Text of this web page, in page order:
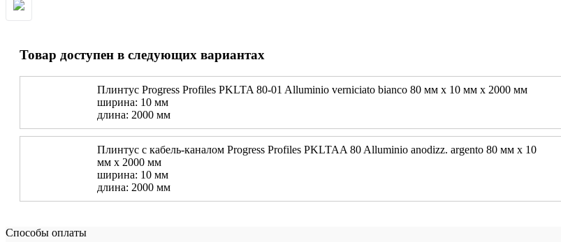
Товар доступен в следующих вариантах
Плинтус Progress Profiles PKLTA 80-01 Alluminio verniciato bianco 80 мм x 10 мм х 2000 мм
ширина: 10 мм
длина: 2000 мм
Плинтус с кабель-каналом Progress Profiles PKLTAA 80 Alluminio anodizz. argento 80 мм x 10
мм х 2000 мм
ширина: 10 мм
длина: 2000 мм
Способы оплаты